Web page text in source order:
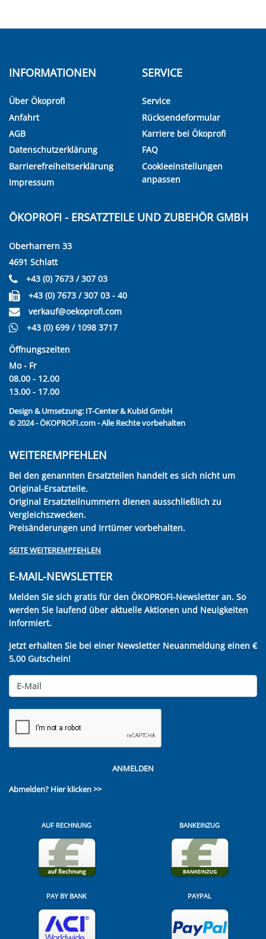
INFORMATIONEN
Über Ökoprofi
Anfahrt
AGB
Datenschutzerklärung
Barrierefreiheitserklärung
Impressum
SERVICE
Service
Rücksendeformular
Karriere bei Ökoprofi
FAQ
Cookieeinstellungen
anpassen
ÖKOPROFI - ERSATZTEILE UND ZUBEHÖR GMBH
Oberharrern 33
4691 Schlatt
+43 (0) 7673 / 307 03
+43 (0) 7673 / 307 03 - 40
verkauf@oekoprofi.com
+43 (0) 699 / 1098 3717
Öffnungszeiten
Mo - Fr
08.00 - 12.00
13.00 - 17.00
Design & Umsetzung: IT-Center & Kubid GmbH
© 2024 - ÖKOPROFI.com - Alle Rechte vorbehalten
WEITEREMPFEHLEN
Bei den genannten Ersatzteilen handelt es sich nicht um
Original-Ersatzteile.
Original Ersatzteilnummern dienen ausschließlich zu
Vergleichszwecken.
Preisänderungen und Irrtümer vorbehalten.
SEITE WEITEREMPFEHLEN
E-MAIL-NEWSLETTER
Melden Sie sich gratis für den ÖKOPROFI-Newsletter an. So
werden Sie laufend über aktuelle Aktionen und Neuigkeiten
informiert.
Jetzt erhalten Sie bei einer Newsletter Neuanmeldung einen €
5,00 Gutschein!
ANMELDEN
Abmelden? Hier klicken >>
AUF RECHNUNG BANKEINZUG
PAY BY BANK PAYPAL